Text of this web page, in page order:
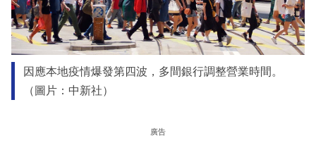
因應本地疫情爆發第四波，多間銀行調整營業時間。
（圖片：中新社）
廣告